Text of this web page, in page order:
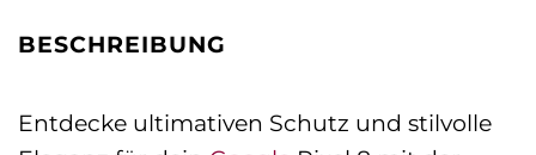
BESCHREIBUNG
Entdecke ultimativen Schutz und stilvolle